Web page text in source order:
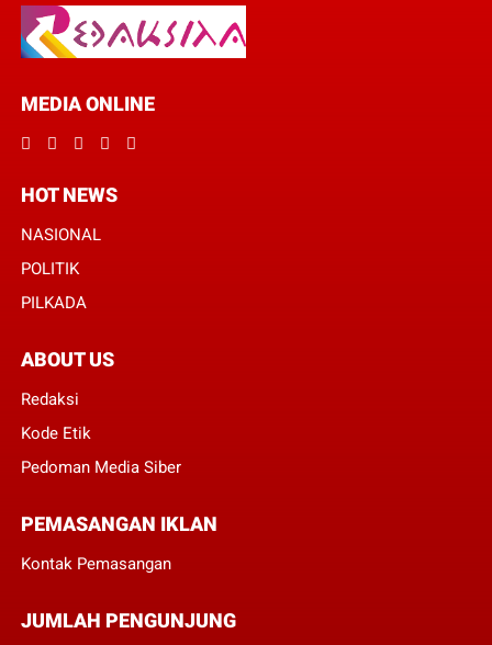
MEDIA ONLINE
HOT NEWS
NASIONAL
POLITIK
PILKADA
ABOUT US
Redaksi
Kode Etik
Pedoman Media Siber
PEMASANGAN IKLAN
Kontak Pemasangan
JUMLAH PENGUNJUNG